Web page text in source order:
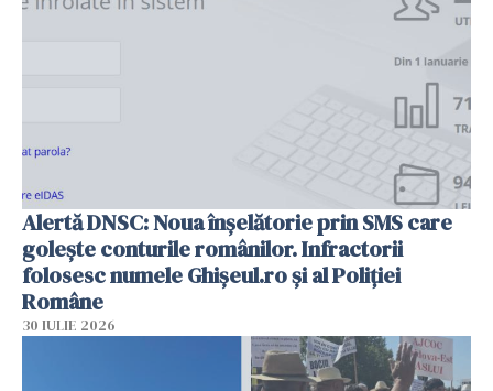
Alertă DNSC: Noua înșelătorie prin SMS care
golește conturile românilor. Infractorii
folosesc numele Ghișeul.ro și al Poliției
Române
30 IULIE 2026